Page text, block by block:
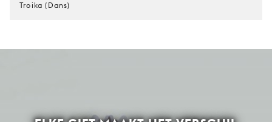
Troika (Dans)